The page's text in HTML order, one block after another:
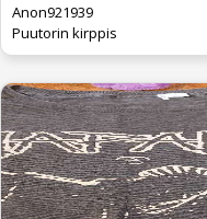
Anon921939
Puutorin kirppis